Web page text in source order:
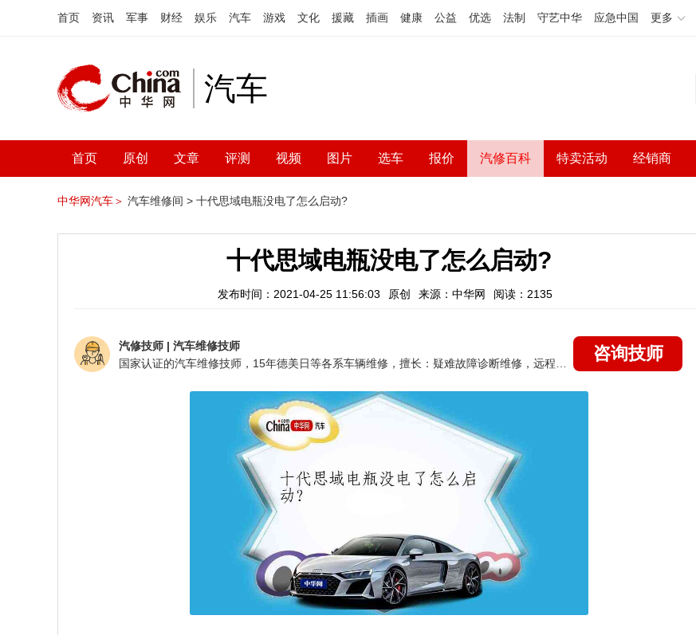
首页 资讯 军事 财经 娱乐 汽车 游戏 文化 援藏 插画 健康 公益 优选 法制 守艺中华 应急中国 更多
汽车
首页 原创 文章 评测 视频 图片 选车 报价 汽修百科 特卖活动 经销商
中华网汽车＞ 汽车维修间 > 十代思域电瓶没电了怎么启动?
十代思域电瓶没电了怎么启动?
发布时间：2021-04-25 11:56:03 原创 来源：中华网 阅读：2135
汽修技师 | 汽车维修技师
咨询技师